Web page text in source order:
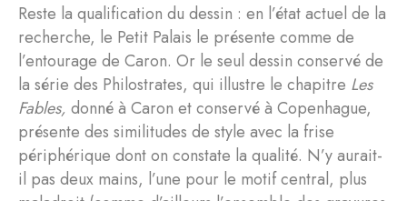
Reste la qualification du dessin : en l’état actuel de la
recherche, le Petit Palais le présente comme de
l’entourage de Caron. Or le seul dessin conservé de
la série des Philostrates, qui illustre le chapitre Les
Fables, donné à Caron et conservé à Copenhague,
présente des similitudes de style avec la frise
périphérique dont on constate la qualité. N’y aurait-
il pas deux mains, l’une pour le motif central, plus